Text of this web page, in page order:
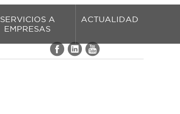
SERVICIOS A
EMPRESAS
ACTUALIDAD